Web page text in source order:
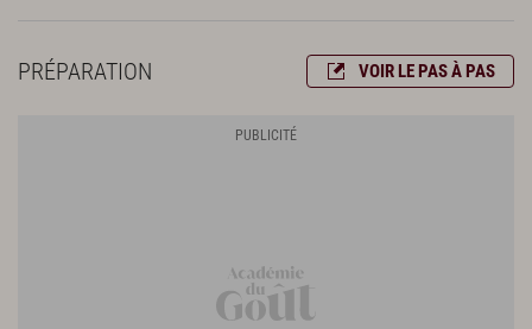
Fleur de sel
PRÉPARATION VOIR LE PAS À PAS